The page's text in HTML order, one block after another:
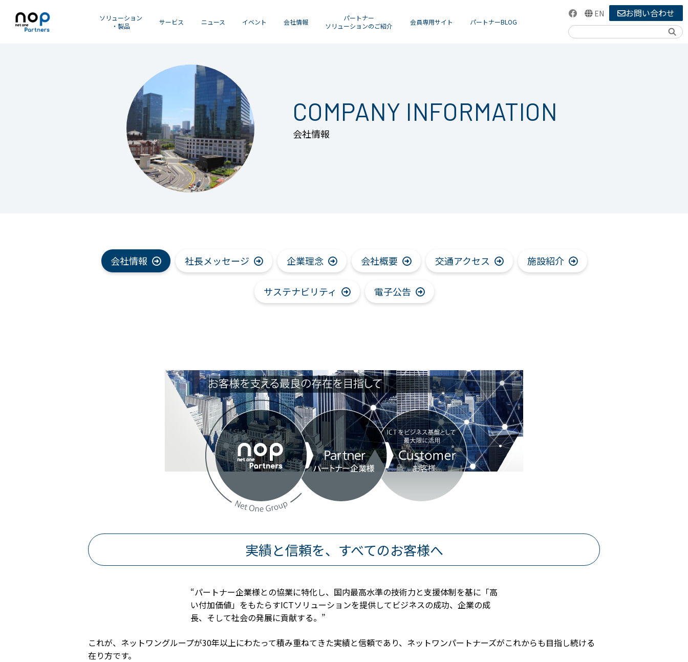
ソリューション
・製品
サービス ニュース イベント 会社情報
パートナー
ソリューションのご紹介
会員専用サイト パートナーBLOG
EN お問い合わせ
検索
COMPANY INFORMATION
会社情報
会社情報 社長メッセージ 企業理念 会社概要 交通アクセス 施設紹介
サステナビリティ 電子公告
実績と信頼を、すべてのお客様へ
“パートナー企業様との協業に特化し、国内最高水準の技術力と支援体制を基に「高
い付加価値」をもたらすICTソリューションを提供してビジネスの成功、企業の成
長、そして社会の発展に貢献する。”
これが、ネットワングループが30年以上にわたって積み重ねてきた実績と信頼であり、ネットワンパートナーズがこれからも目指し続ける
在り方です。